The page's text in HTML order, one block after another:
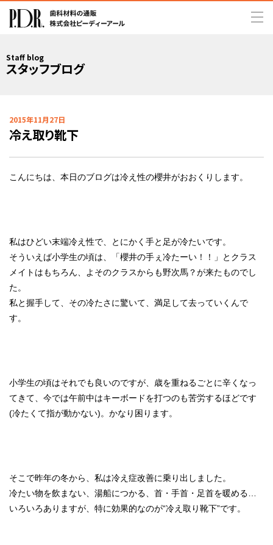
Staff blog
スタッフブログ
2015年11月27日
冷え取り靴下
こんにちは、本日のブログは冷え性の櫻井がおおくりします。
私はひどい末端冷え性で、とにかく手と足が冷たいです。
そういえば小学生の頃は、「櫻井の手ぇ冷たーい！！」とクラス
メイトはもちろん、よそのクラスからも野次馬？が来たものでし
た。
私と握手して、その冷たさに驚いて、満足して去っていくんで
す。
小学生の頃はそれでも良いのですが、歳を重ねるごとに辛くなっ
てきて、今では午前中はキーボードを打つのも苦労するほどです
(冷たくて指が動かない)。かなり困ります。
そこで昨年の冬から、私は冷え症改善に乗り出しました。
冷たい物を飲まない、湯船につかる、首・手首・足首を暖める…
いろいろありますが、特に効果的なのが“冷え取り靴下”です。